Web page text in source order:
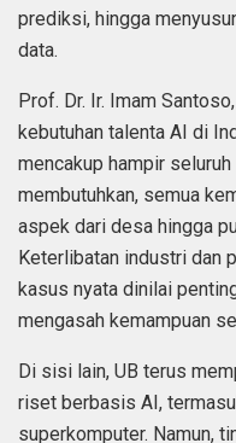
prediksi, hingga
data.
Prof. Dr. Ir. Imam
kebutuhan talenta AI di
mencakup hampir
membutuhkan, semua
aspek dari desa hingga
Keterlibatan industri dan
kasus nyata dinilai
mengasah kemampuan
Di sisi lain, UB terus
riset berbasis AI,
superkomputer. Namun,